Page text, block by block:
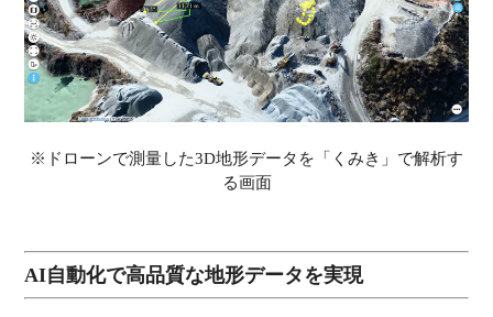
※ドローンで測量した3D地形データを「くみき」で解析す
る画面
AI自動化で高品質な地形データを実現